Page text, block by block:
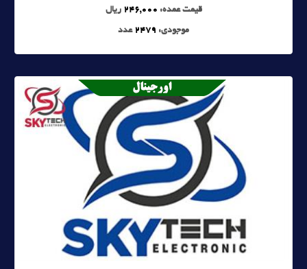
قیمت عمده: 246,000 ریال
موجودی: 2479 عدد